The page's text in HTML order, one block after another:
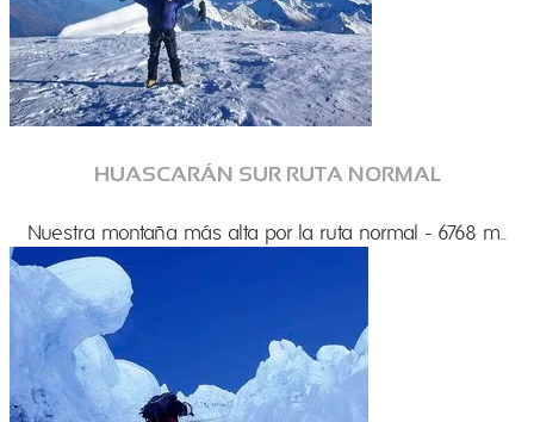
HUASCARÁN SUR RUTA NORMAL
Nuestra montaña más alta por la ruta normal - 6768 m..